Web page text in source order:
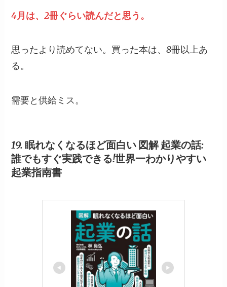
4月は、2冊ぐらい読んだと思う。
思ったより読めてない。買った本は、8冊以上あ
る。
需要と供給ミス。
19. 眠れなくなるほど面白い 図解 起業の話:
誰でもすぐ実践できる!世界一わかりやすい
起業指南書